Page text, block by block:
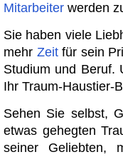
Mitarbeiter werden
Sie haben viele
mehr Zeitfür sein
Studium und Beruf.
Ihr Traum-Haustier-
Sehen Sie selbst,
etwas gehegten
seiner Geliebten,